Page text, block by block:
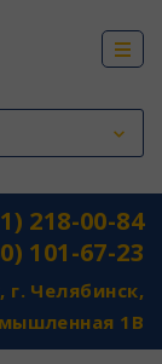
218-00-84
101-67-23
г. Челябинск,
1В